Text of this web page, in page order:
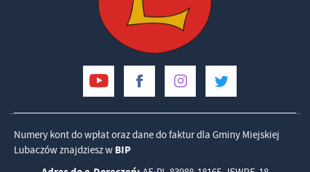
Numery kont do wpłat oraz dane do faktur dla Gminy Miejskiej
Lubaczów znajdziesz w BIP